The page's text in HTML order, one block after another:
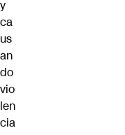
y
ca
us
an
do
vio
len
cia